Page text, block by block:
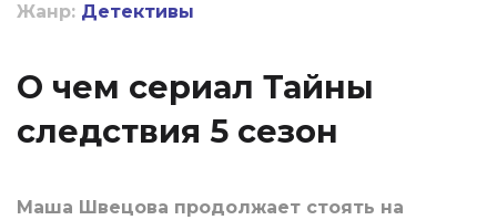
Жанр: Детективы
О чем сериал Тайны
следствия 5 сезон
Маша Швецова продолжает стоять на